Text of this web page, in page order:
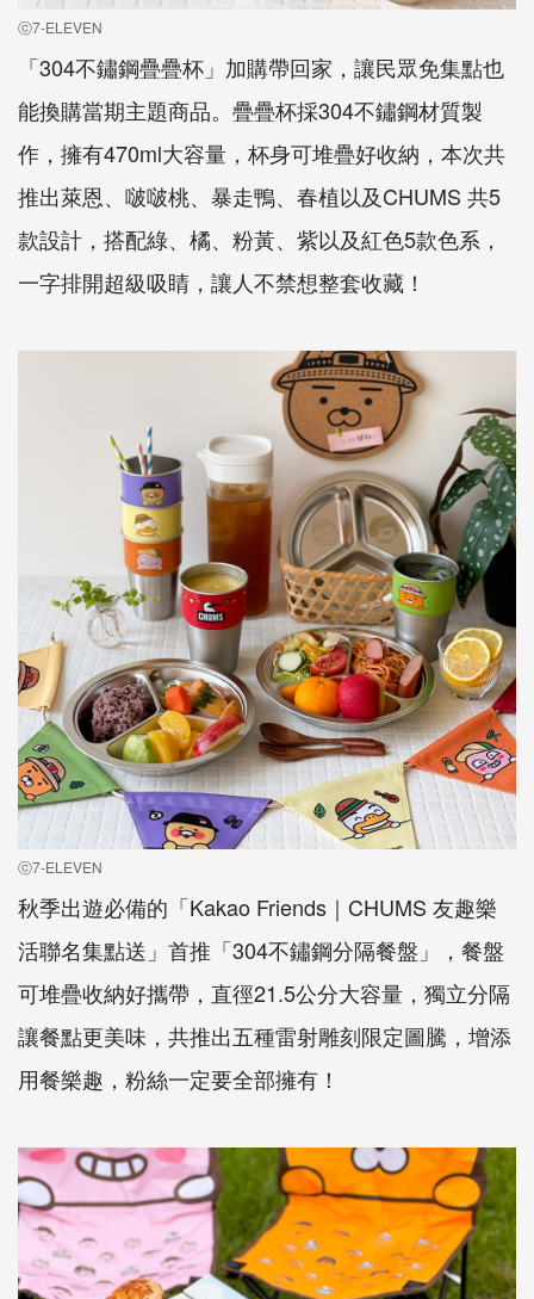
ⓒ7-ELEVEN
「304不鏽鋼疊疊杯」加購帶回家，讓民眾免集點也
能換購當期主題商品。疊疊杯採304不鏽鋼材質製
作，擁有470ml大容量，杯身可堆疊好收納，本次共
推出萊恩、啵啵桃、暴走鴨、春植以及CHUMS 共5
款設計，搭配綠、橘、粉黃、紫以及紅色5款色系，
一字排開超級吸睛，讓人不禁想整套收藏！
ⓒ7-ELEVEN
秋季出遊必備的「Kakao Friends｜CHUMS 友趣樂
活聯名集點送」首推「304不鏽鋼分隔餐盤」，餐盤
可堆疊收納好攜帶，直徑21.5公分大容量，獨立分隔
讓餐點更美味，共推出五種雷射雕刻限定圖騰，增添
用餐樂趣，粉絲一定要全部擁有！